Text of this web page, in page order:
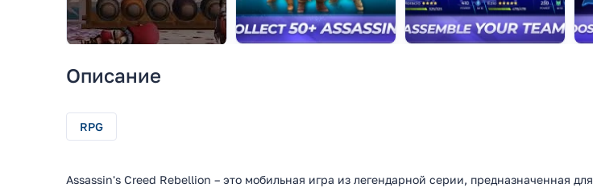
Описание
RPG
Assassin's Creed Rebellion – это мобильная игра из легендарной серии, предназначенная для